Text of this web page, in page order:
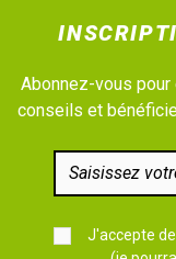
Abonnez-vous pour
conseils et
J'accepte